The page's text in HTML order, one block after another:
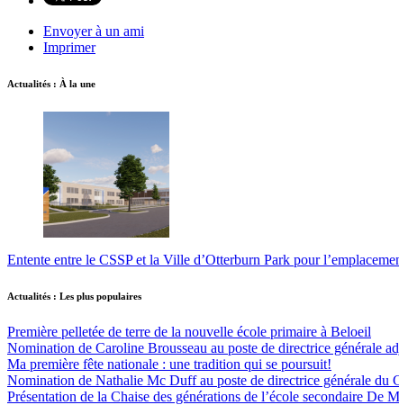
Envoyer à un ami
Imprimer
Actualités : À la une
Entente entre le CSSP et la Ville d’Otterburn Park pour
Actualités : Les plus populaires
Première pelletée de terre de la nouvelle école primaire à Beloeil
Nomination de Caroline Brousseau au poste de directrice générale
Ma première fête nationale : une tradition qui se poursuit!
Nomination de Nathalie Mc Duff au poste de directrice générale du
Présentation de la Chaise des générations de l’école secondaire De